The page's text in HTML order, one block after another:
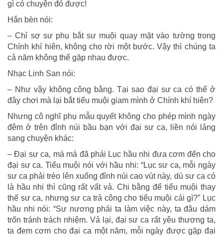
gì có chuyện đó được!
Hắn bèn nói:
– Chỉ sợ sư phụ bắt sư muội quay mặt vào tường trong
Chính khí hiên, không cho rời một bước. Vậy thì chúng ta
cả năm không thể gặp nhau được.
Nhạc Linh San nói:
– Như vậy không công bằng. Tại sao đại sư ca có thể ở
đây chơi mà lại bắt tiểu muội giam mình ở Chính khí hiên?
Nhưng cô nghĩ phụ mẫu quyết không cho phép mình ngày
đêm ở trên đỉnh núi bầu bạn với đại sư ca, liền nói lảng
sang chuyện khác:
– Đại sư ca, má má đã phái Lục hầu nhi đưa cơm đến cho
đại sư ca. Tiểu muội nói với hầu nhi: “Lục sư ca, mỗi ngày
sư ca phải trèo lên xuống đỉnh núi cao vút này, dù sư ca có
là hầu nhi thì cũng rất vất vả. Chi bằng để tiểu muội thay
thế sư ca, nhưng sư ca trả công cho tiểu muội cái gì?” Lục
hầu nhi nói: “Sư nương phái ta làm việc này, ta đâu dám
trốn tránh trách nhiệm. Vả lại, đại sư ca rất yêu thương ta,
ta đem cơm cho đại ca một năm, mỗi ngày được gặp đại